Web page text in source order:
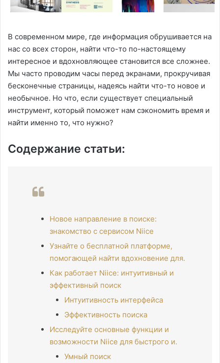
В современном мире, где информация обрушивается на
нас со всех сторон, найти что-то по-настоящему
интересное и вдохновляющее становится все сложнее.
Мы часто проводим часы перед экранами, прокручивая
бесконечные страницы, надеясь найти что-то новое и
необычное. Но что, если существует специальный
инструмент, который поможет нам сэкономить время и
найти именно то, что нужно?
Содержание статьи:
Новое направление в поиске:
знакомство с сервисом Niice
Узнайте о бесплатной платформе,
помогающей найти вдохновение для.
Как работает Niice: интуитивный и
эффективный поиск
Интуитивность интерфейса
Эффективность поиска
Исследуйте основные функции и
возможности Niice для быстрого и.
Умный поиск